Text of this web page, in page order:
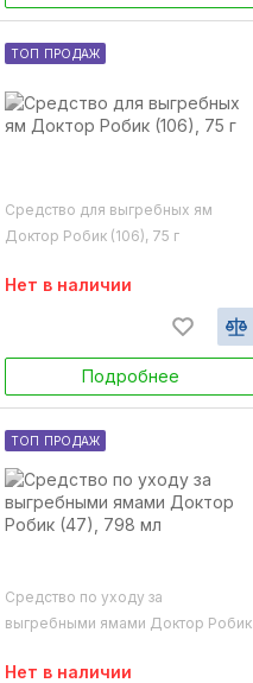
ТОП ПРОДАЖ
Средство для выгребных ям
Доктор Робик (106), 75 г
Нет в наличии
Подробнее
ТОП ПРОДАЖ
Средство по уходу за
выгребными ямами Доктор Робик
Нет в наличии